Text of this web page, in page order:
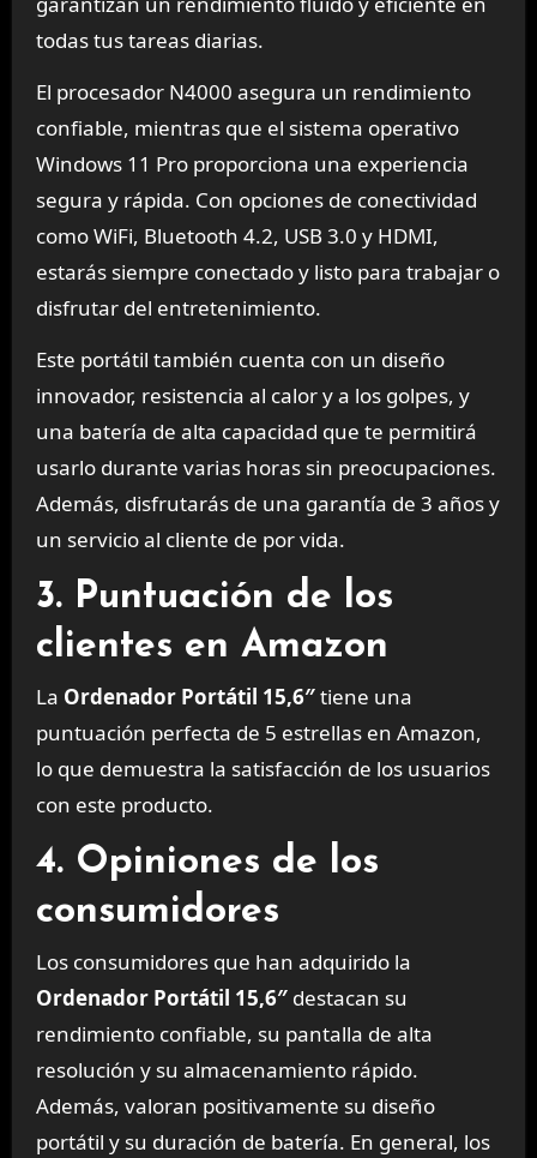
todas tus tareas diarias.
El procesador N4000 asegura un rendimiento
confiable, mientras que el sistema operativo
Windows 11 Pro proporciona una experiencia
segura y rápida. Con opciones de conectividad
como WiFi, Bluetooth 4.2, USB 3.0 y HDMI,
estarás siempre conectado y listo para trabajar o
disfrutar del entretenimiento.
Este portátil también cuenta con un diseño
innovador, resistencia al calor y a los golpes, y
una batería de alta capacidad que te permitirá
usarlo durante varias horas sin preocupaciones.
Además, disfrutarás de una garantía de 3 años y
un servicio al cliente de por vida.
3. Puntuación de los
clientes en Amazon
La Ordenador Portátil 15,6″tiene una
puntuación perfecta de 5 estrellas en Amazon,
lo que demuestra la satisfacción de los usuarios
con este producto.
4. Opiniones de los
consumidores
Los consumidores que han adquirido la
Ordenador Portátil 15,6″destacan su
rendimiento confiable, su pantalla de alta
resolución y su almacenamiento rápido.
Además, valoran positivamente su diseño
portátil y su duración de batería. En general, los